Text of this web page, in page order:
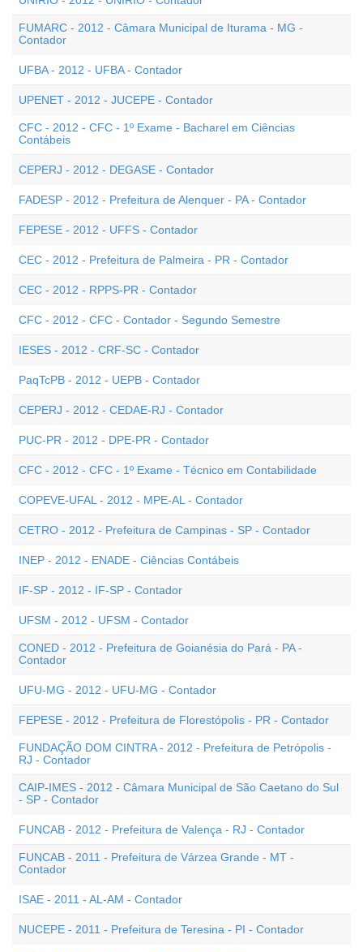
FUMARC - 2012 - Câmara Municipal de Iturama - MG -
Contador
UFBA - 2012 - UFBA - Contador
UPENET - 2012 - JUCEPE - Contador
CFC - 2012 - CFC - 1º Exame - Bacharel em Ciências
Contábeis
CEPERJ - 2012 - DEGASE - Contador
FADESP - 2012 - Prefeitura de Alenquer - PA - Contador
FEPESE - 2012 - UFFS - Contador
CEC - 2012 - Prefeitura de Palmeira - PR - Contador
CEC - 2012 - RPPS-PR - Contador
CFC - 2012 - CFC - Contador - Segundo Semestre
IESES - 2012 - CRF-SC - Contador
PaqTcPB - 2012 - UEPB - Contador
CEPERJ - 2012 - CEDAE-RJ - Contador
PUC-PR - 2012 - DPE-PR - Contador
CFC - 2012 - CFC - 1º Exame - Técnico em Contabilidade
COPEVE-UFAL - 2012 - MPE-AL - Contador
CETRO - 2012 - Prefeitura de Campinas - SP - Contador
INEP - 2012 - ENADE - Ciências Contábeis
IF-SP - 2012 - IF-SP - Contador
UFSM - 2012 - UFSM - Contador
CONED - 2012 - Prefeitura de Goianésia do Pará - PA -
Contador
UFU-MG - 2012 - UFU-MG - Contador
FEPESE - 2012 - Prefeitura de Florestópolis - PR - Contador
FUNDAÇÃO DOM CINTRA - 2012 - Prefeitura de Petrópolis -
RJ - Contador
CAIP-IMES - 2012 - Câmara Municipal de São Caetano do Sul
- SP - Contador
FUNCAB - 2012 - Prefeitura de Valença - RJ - Contador
FUNCAB - 2011 - Prefeitura de Várzea Grande - MT -
Contador
ISAE - 2011 - AL-AM - Contador
NUCEPE - 2011 - Prefeitura de Teresina - PI - Contador